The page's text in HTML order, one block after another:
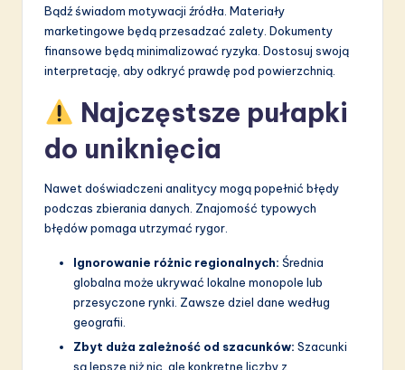
Bądź świadom motywacji źródła. Materiały
marketingowe będą przesadzać zalety. Dokumenty
finansowe będą minimalizować ryzyka. Dostosuj swoją
interpretację, aby odkryć prawdę pod powierzchnią.
Najczęstsze pułapki
do uniknięcia
Nawet doświadczeni analitycy mogą popełnić błędy
podczas zbierania danych. Znajomość typowych
błędów pomaga utrzymać rygor.
Ignorowanie różnic regionalnych: Średnia
globalna może ukrywać lokalne monopole lub
przesyczone rynki. Zawsze dziel dane według
geografii.
Zbyt duża zależność od szacunków: Szacunki
są lepsze niż nic, ale konkretne liczby z